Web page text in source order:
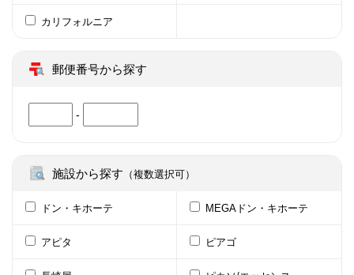
カリフォルニア
郵便番号から探す
-
施設から探す （複数選択可）
ドン・キホーテ MEGAドン・キホーテ
アピタ ピアゴ